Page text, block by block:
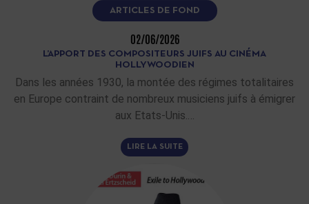
ARTICLES DE FOND
02/06/2026
L’APPORT DES COMPOSITEURS JUIFS AU CINÉMA
HOLLYWOODIEN
Dans les années 1930, la montée des régimes totalitaires
en Europe contraint de nombreux musiciens juifs à émigrer
aux Etats-Unis.…
LIRE LA SUITE